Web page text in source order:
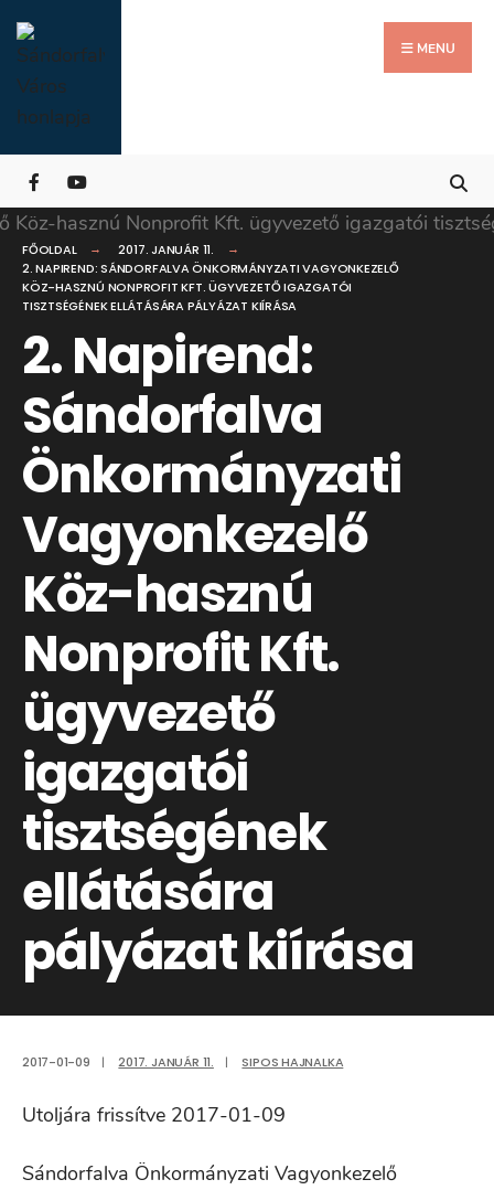
Skip
to
content
MENU
FŐOLDAL
2017. JANUÁR 11.
2. NAPIREND: SÁNDORFALVA ÖNKORMÁNYZATI VAGYONKEZELŐ
KÖZ-HASZNÚ NONPROFIT KFT. ÜGYVEZETŐ IGAZGATÓI
TISZTSÉGÉNEK ELLÁTÁSÁRA PÁLYÁZAT KIÍRÁSA
2. Napirend:
Sándorfalva
Önkormányzati
Vagyonkezelő
Köz-hasznú
Nonprofit Kft.
ügyvezető
igazgatói
tisztségének
ellátására
pályázat kiírása
2017-01-09 | 2017. JANUÁR 11. | SIPOS HAJNALKA
Utoljára frissítve 2017-01-09
Sándorfalva Önkormányzati Vagyonkezelő
for:
Close